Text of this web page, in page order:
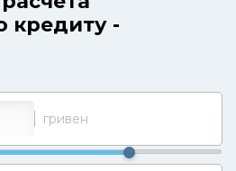
кредиту -
гривен